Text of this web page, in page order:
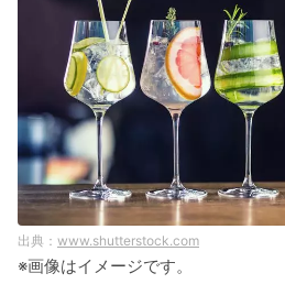
www.shutterstock.com
※画像はイメージです。